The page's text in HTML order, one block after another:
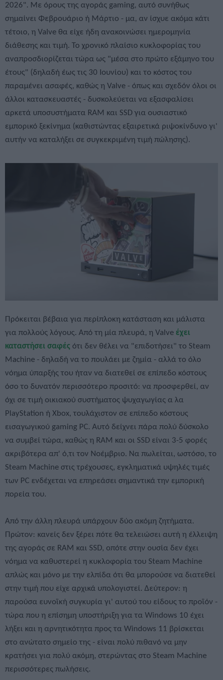
2026". Με όρους της αγοράς gaming, αυτό συνήθως
σημαίνει Φεβρουάριο ή Μάρτιο - μα, αν ίσχυε ακόμα κάτι
τέτοιο, η Valve θα είχε ήδη ανακοινώσει ημερομηνία
διάθεσης και τιμή. Το χρονικό πλαίσιο κυκλοφορίας του
αναπροσδιορίζεται τώρα ως "μέσα στο πρώτο εξάμηνο του
έτους" (δηλαδή έως τις 30 Ιουνίου) και το κόστος του
παραμένει ασαφές, καθώς η Valve - όπως και σχεδόν όλοι οι
άλλοι κατασκευαστές - δυσκολεύεται να εξασφαλίσει
αρκετά υποσυστήματα RAM και SSD για ουσιαστικό
εμπορικό ξεκίνημα (καθιστώντας εξαιρετικά ριψοκίνδυνο γι'
αυτήν να καταλήξει σε συγκεκριμένη τιμή πώλησης).
Πρόκειται βέβαια για περίπλοκη κατάσταση και μάλιστα
για πολλούς λόγους. Από τη μία πλευρά, η Valve έχει
καταστήσει σαφές ότι δεν θέλει να "επιδοτήσει" το Steam
Machine - δηλαδή να το πουλάει με ζημία - αλλά το όλο
νόημα ύπαρξής του ήταν να διατεθεί σε επίπεδο κόστους
όσο το δυνατόν περισσότερο προσιτό: να προσφερθεί, αν
όχι σε τιμή οικιακού συστήματος ψυχαγωγίας α λα
PlayStation ή Xbox, τουλάχιστον σε επίπεδο κόστους
εισαγωγικού gaming PC. Αυτό δείχνει πάρα πολύ δύσκολο
να συμβεί τώρα, καθώς η RAM και οι SSD είναι 3-5 φορές
ακριβότερα απ' ό,τι τον Νοέμβριο. Να πωλείται, ωστόσο, το
Steam Machine στις τρέχουσες, εγκληματικά υψηλές τιμές
των PC ενδέχεται να επηρεάσει σημαντικά την εμπορική
πορεία του.
Από την άλλη πλευρά υπάρχουν δύο ακόμη ζητήματα.
Πρώτον: κανείς δεν ξέρει πότε θα τελειώσει αυτή η έλλειψη
της αγοράς σε RAM και SSD, οπότε στην ουσία δεν έχει
νόημα να καθυστερεί η κυκλοφορία του Steam Machine
απλώς και μόνο με την ελπίδα ότι θα μπορούσε να διατεθεί
στην τιμή που είχε αρχικά υπολογιστεί. Δεύτερον: η
παρούσα ευνοϊκή συγκυρία γι' αυτού του είδους το προϊόν -
τώρα που η επίσημη υποστήριξη για τα Windows 10 έχει
λήξει και η αρνητικότητα προς τα Windows 11 βρίσκεται
στο ανώτατο σημείο της - είναι πολύ πιθανό να μην
κρατήσει για πολύ ακόμη, στερώντας στο Steam Machine
περισσότερες πωλήσεις.